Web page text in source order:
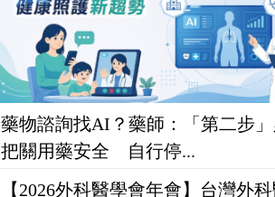
藥物諮詢找AI？藥師：「第二步
把關用藥安全 自行停...
【2026外科醫學會年會】台灣外